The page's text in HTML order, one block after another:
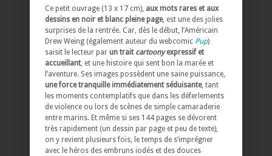
Ce petit ouvrage (13 x 17 cm), aux mots rares et aux
dessins en noir et blanc pleine page, est une des jolies
surprises de la rentrée. Car, dès le début, l’Américain
Drew Weing (également auteur du webcomic Pup)
saisit le lecteur par un trait cartoonyexpressif et
accueillant , et une histoire qui sent bon la marée et
l’aventure. Ses images possèdent une saine puissance,
une force tranquille immédiatement séduisante, tant
les moments contemplatifs que dans les déferlements
de violence ou lors de scènes de simple camaraderie
entre marins. Et même si ses 144 pages se dévorent
très rapidement (un dessin par page et peu de texte),
on y revient plusieurs fois, le temps de s’imprégner
avec le héros des embruns iodés et des douces